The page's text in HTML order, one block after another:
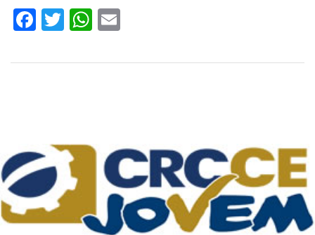
Facebook
TwitterWhatsApp